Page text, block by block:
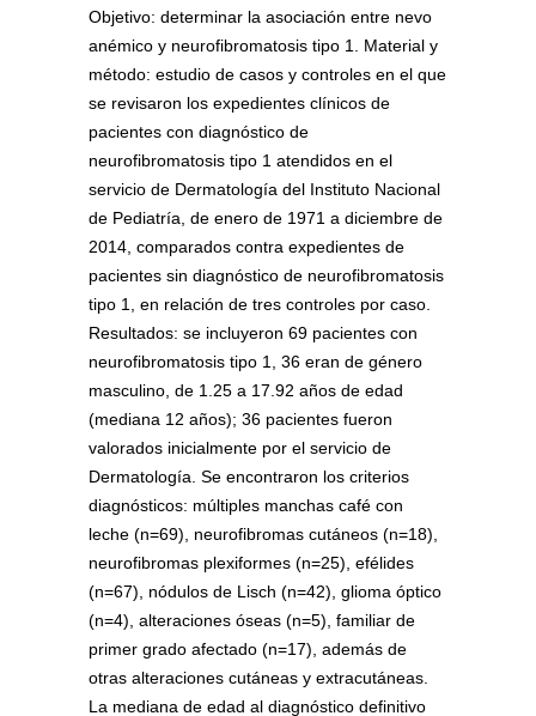
Objetivo: determinar la asociación entre nevo
anémico y neurofibromatosis tipo 1. Material y
método: estudio de casos y controles en el que
se revisaron los expedientes clínicos de
pacientes con diagnóstico de
neurofibromatosis tipo 1 atendidos en el
servicio de Dermatología del Instituto Nacional
de Pediatría, de enero de 1971 a diciembre de
2014, comparados contra expedientes de
pacientes sin diagnóstico de neurofibromatosis
tipo 1, en relación de tres controles por caso.
Resultados: se incluyeron 69 pacientes con
neurofibromatosis tipo 1, 36 eran de género
masculino, de 1.25 a 17.92 años de edad
(mediana 12 años); 36 pacientes fueron
valorados inicialmente por el servicio de
Dermatología. Se encontraron los criterios
diagnósticos: múltiples manchas café con
leche (n=69), neurofibromas cutáneos (n=18),
neurofibromas plexiformes (n=25), efélides
(n=67), nódulos de Lisch (n=42), glioma óptico
(n=4), alteraciones óseas (n=5), familiar de
primer grado afectado (n=17), además de
otras alteraciones cutáneas y extracutáneas.
La mediana de edad al diagnóstico definitivo